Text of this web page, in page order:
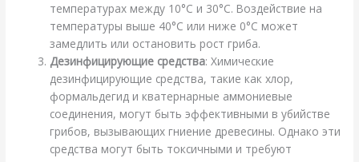
температурах между 10°C и 30°C. Воздействие на
температуры выше 40°C или ниже 0°C может
замедлить или остановить рост гриба.
Дезинфицирующие средства: Химические
дезинфицирующие средства, такие как хлор,
формальдегид и кватернарные аммониевые
соединения, могут быть эффективными в убийстве
грибов, вызывающих гниение древесины. Однако эти
средства могут быть токсичными и требуют